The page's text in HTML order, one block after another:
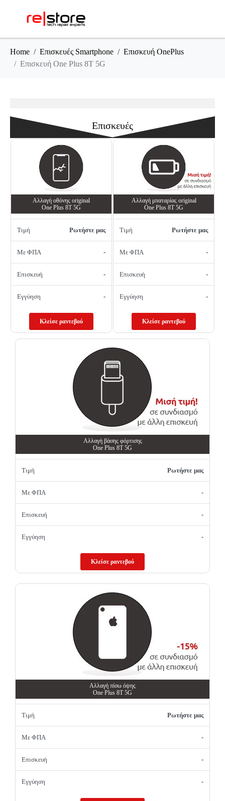
Home Επισκευές Smartphone
Επισκευή OnePlus
Επισκευή One Plus 8T 5G
Επισκευές
Αλλαγή oθόνης οriginal
One Plus 8T 5G
Τιμή Ρωτήστε μας
Με ΦΠΑ -
Επισκευή -
Εγγύηση -
Κλείσε ραντεβού
Αλλαγή μπαταρίας original
One Plus 8T 5G
Τιμή Ρωτήστε μας
Με ΦΠΑ -
Επισκευή -
Εγγύηση -
Κλείσε ραντεβού
Αλλαγή βάσης φόρτισης
One Plus 8T 5G
Τιμή Ρωτήστε μας
Με ΦΠΑ -
Επισκευή -
Εγγύηση -
Κλείσε ραντεβού
Αλλαγή πίσω όψης
One Plus 8T 5G
Τιμή Ρωτήστε μας
Με ΦΠΑ -
Επισκευή -
Εγγύηση -